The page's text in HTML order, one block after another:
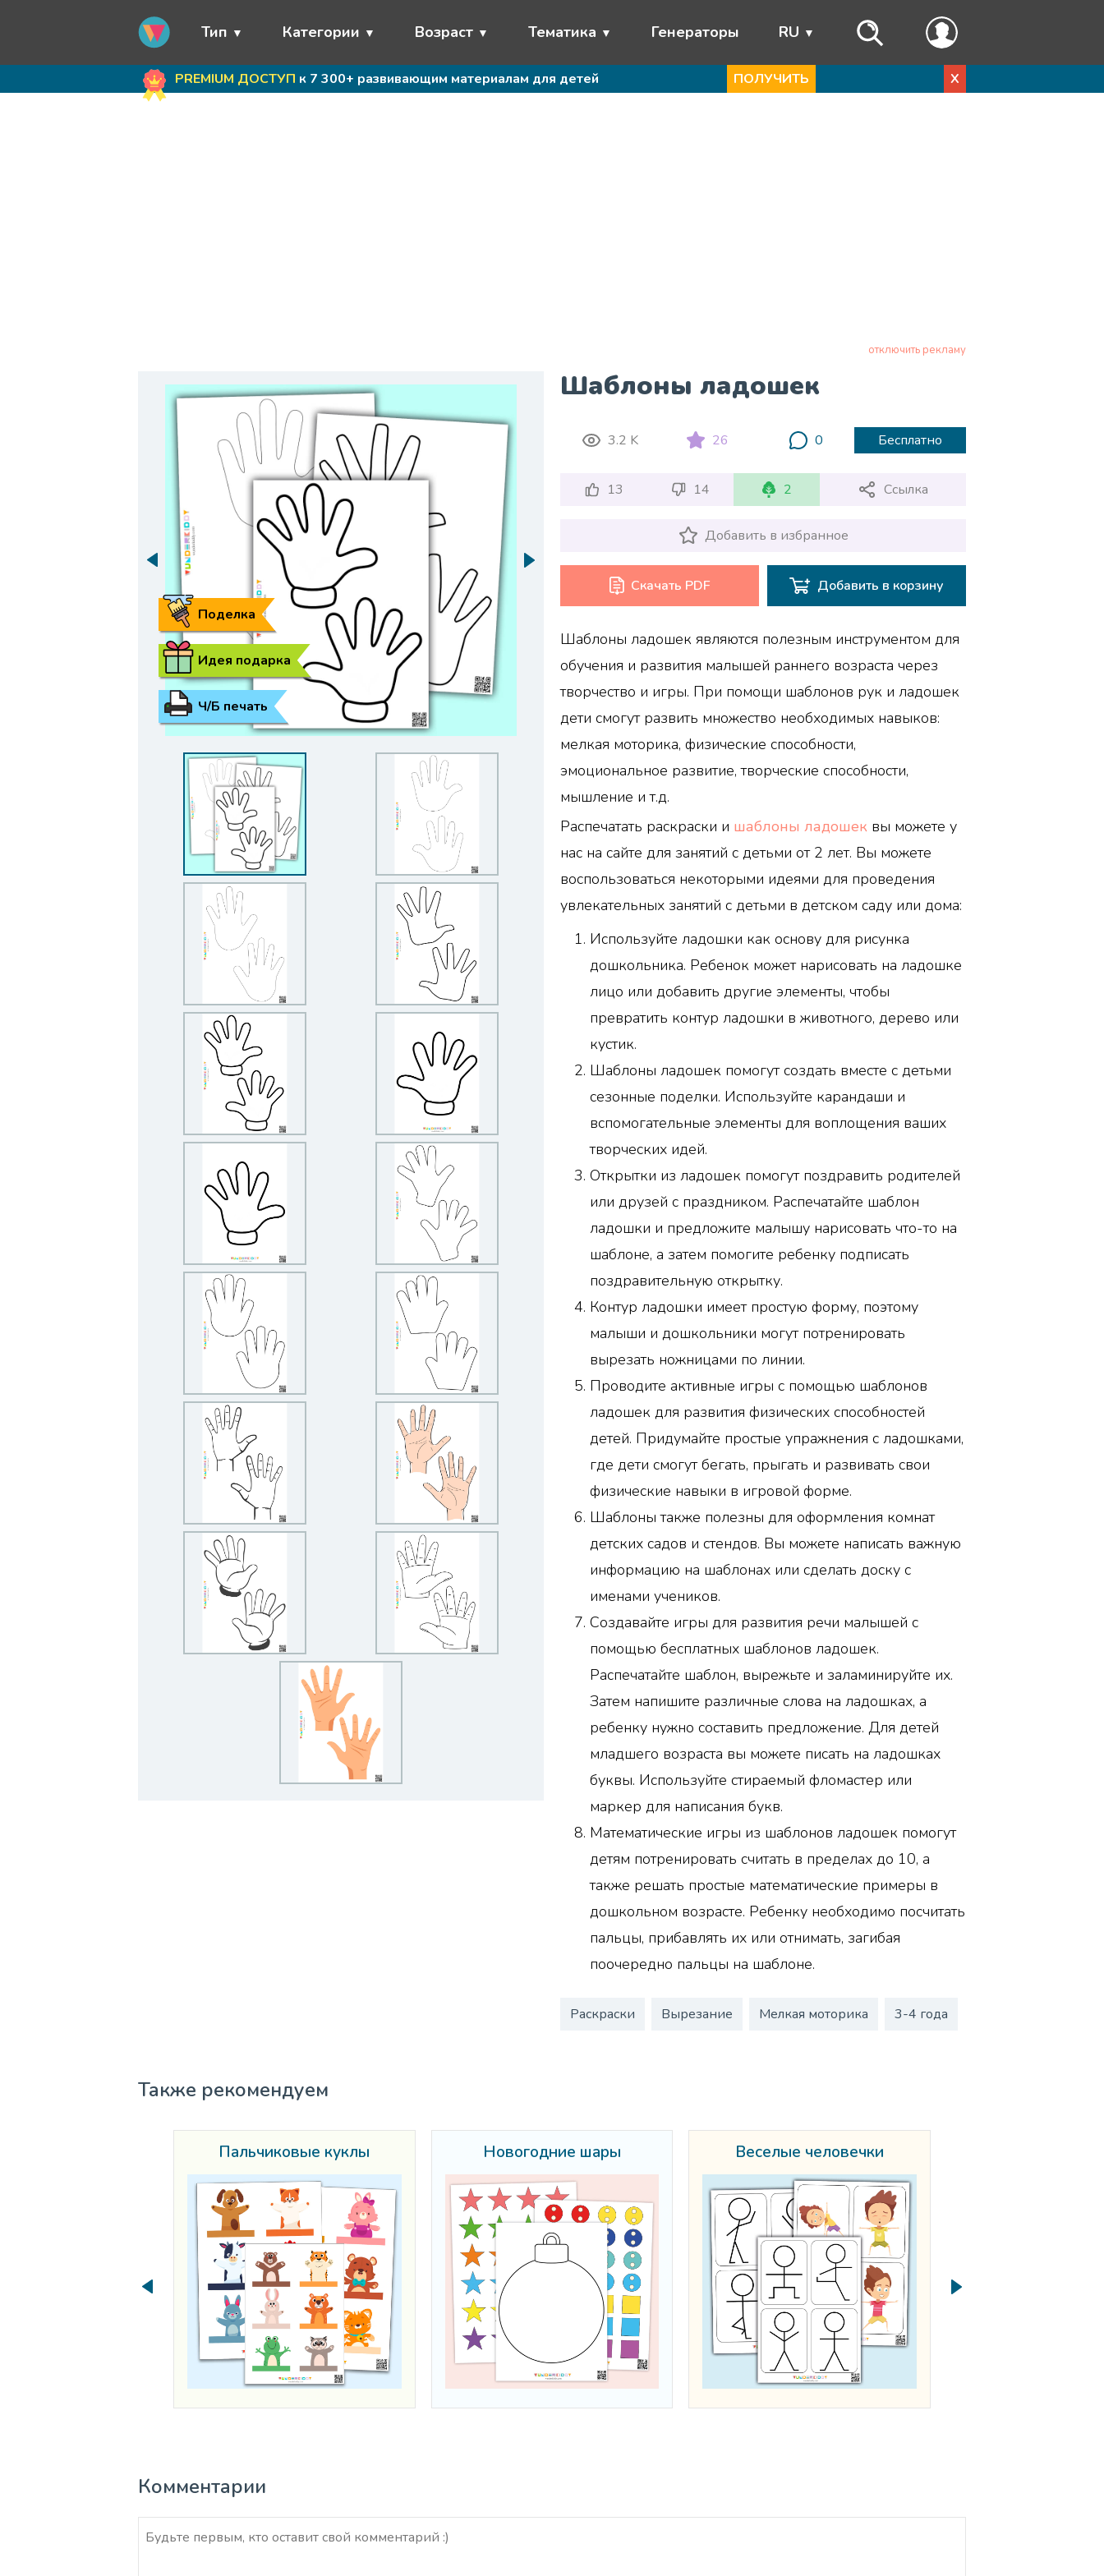
Тип Категории Возраст Тематика Генераторы RU
PREMIUM ДОСТУП к 7 300+ развивающим материалам для детей ПОЛУЧИТЬ X
отключить рекламу
Шаблоны ладошек
Ч/Б печать
Идея подарка
Поделка
3.2 K 26 0 Бесплатно
13 14 2 Ссылка
Добавить в избранное
Скачать PDF Добавить в корзину
Шаблоны ладошек являются полезным инструментом для
обучения и развития малышей раннего возраста через
творчество и игры. При помощи шаблонов рук и ладошек
дети смогут развить множество необходимых навыков:
мелкая моторика, физические способности,
эмоциональное развитие, творческие способности,
мышление и т.д.
Распечатать раскраски и шаблоны ладошек вы можете у
нас на сайте для занятий с детьми от 2 лет. Вы можете
воспользоваться некоторыми идеями для проведения
увлекательных занятий с детьми в детском саду или дома:
Используйте ладошки как основу для рисунка
дошкольника. Ребенок может нарисовать на ладошке
лицо или добавить другие элементы, чтобы
превратить контур ладошки в животного, дерево или
кустик.
Шаблоны ладошек помогут создать вместе с детьми
сезонные поделки. Используйте карандаши и
вспомогательные элементы для воплощения ваших
творческих идей.
Открытки из ладошек помогут поздравить родителей
или друзей с праздником. Распечатайте шаблон
ладошки и предложите малышу нарисовать что-то на
шаблоне, а затем помогите ребенку подписать
поздравительную открытку.
Контур ладошки имеет простую форму, поэтому
малыши и дошкольники могут потренировать
вырезать ножницами по линии.
Проводите активные игры с помощью шаблонов
ладошек для развития физических способностей
детей. Придумайте простые упражнения с ладошками,
где дети смогут бегать, прыгать и развивать свои
физические навыки в игровой форме.
Шаблоны также полезны для оформления комнат
детских садов и стендов. Вы можете написать важную
информацию на шаблонах или сделать доску с
именами учеников.
Создавайте игры для развития речи малышей с
помощью бесплатных шаблонов ладошек.
Распечатайте шаблон, вырежьте и заламинируйте их.
Затем напишите различные слова на ладошках, а
ребенку нужно составить предложение. Для детей
младшего возраста вы можете писать на ладошках
буквы. Используйте стираемый фломастер или
маркер для написания букв.
Математические игры из шаблонов ладошек помогут
детям потренировать считать в пределах до 10, а
также решать простые математические примеры в
дошкольном возрасте. Ребенку необходимо посчитать
пальцы, прибавлять их или отнимать, загибая
поочередно пальцы на шаблоне.
Раскраски Вырезание Мелкая моторика 3-4 года
Также рекомендуем
Пальчиковые куклы Новогодние шары Веселые человечки
Комментарии